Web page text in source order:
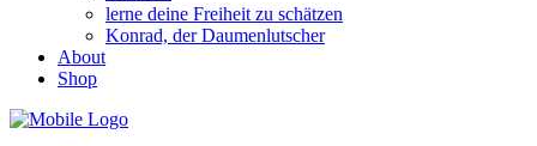
lerne deine Freiheit zu schätzen
Konrad, der Daumenlutscher
About
Shop